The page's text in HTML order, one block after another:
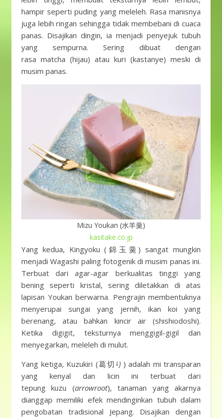
hampir seperti puding yang meleleh. Rasa manisnya
juga lebih ringan sehingga tidak membebani di cuaca
panas. Disajikan dingin, ia menjadi penyejuk tubuh
yang sempurna. Sering dibuat dengan
rasa matcha (hijau) atau kuri (kastanye) meski di
musim panas.
Mizu Youkan (水羊羹)
kasitake.co.jp
Yang kedua, Kingyoku (錦玉羹) sangat mungkin
menjadi Wagashi paling fotogenik di musim panas ini.
Terbuat dari agar-agar berkualitas tinggi yang
bening seperti kristal, sering diletakkan di atas
lapisan Youkan berwarna. Pengrajin membentuknya
menyerupai sungai yang jernih, ikan koi yang
berenang, atau bahkan kincir air (shishiodoshi).
Ketika digigit, teksturnya menggigil-gigil dan
menyegarkan, meleleh di mulut.
Yang ketiga, Kuzukiri (葛切り) adalah mi transparan
yang kenyal dan licin ini terbuat dari
tepung kuzu (arrowroot), tanaman yang akarnya
dianggap memiliki efek mendinginkan tubuh dalam
pengobatan tradisional Jepang. Disajikan dengan